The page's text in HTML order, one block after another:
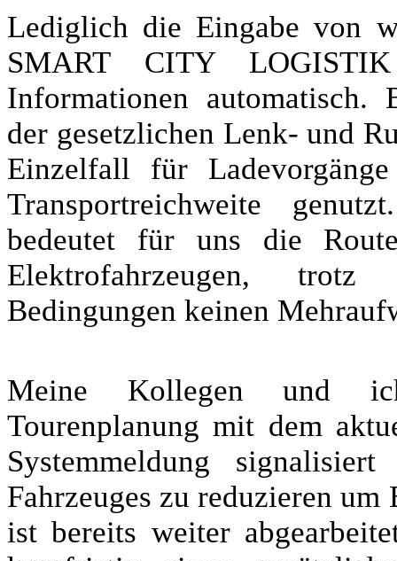
Lediglich die Eingabe von
SMART CITY
Informationen automatisch.
der gesetzlichen Lenk- und
Einzelfall für
Transportreichweite
bedeutet für uns die
Elektrofahrzeugen,
Bedingungen keinen
Meine Kollegen und
Tourenplanung mit dem
Systemmeldung
Fahrzeuges zu reduzieren
ist bereits weiter